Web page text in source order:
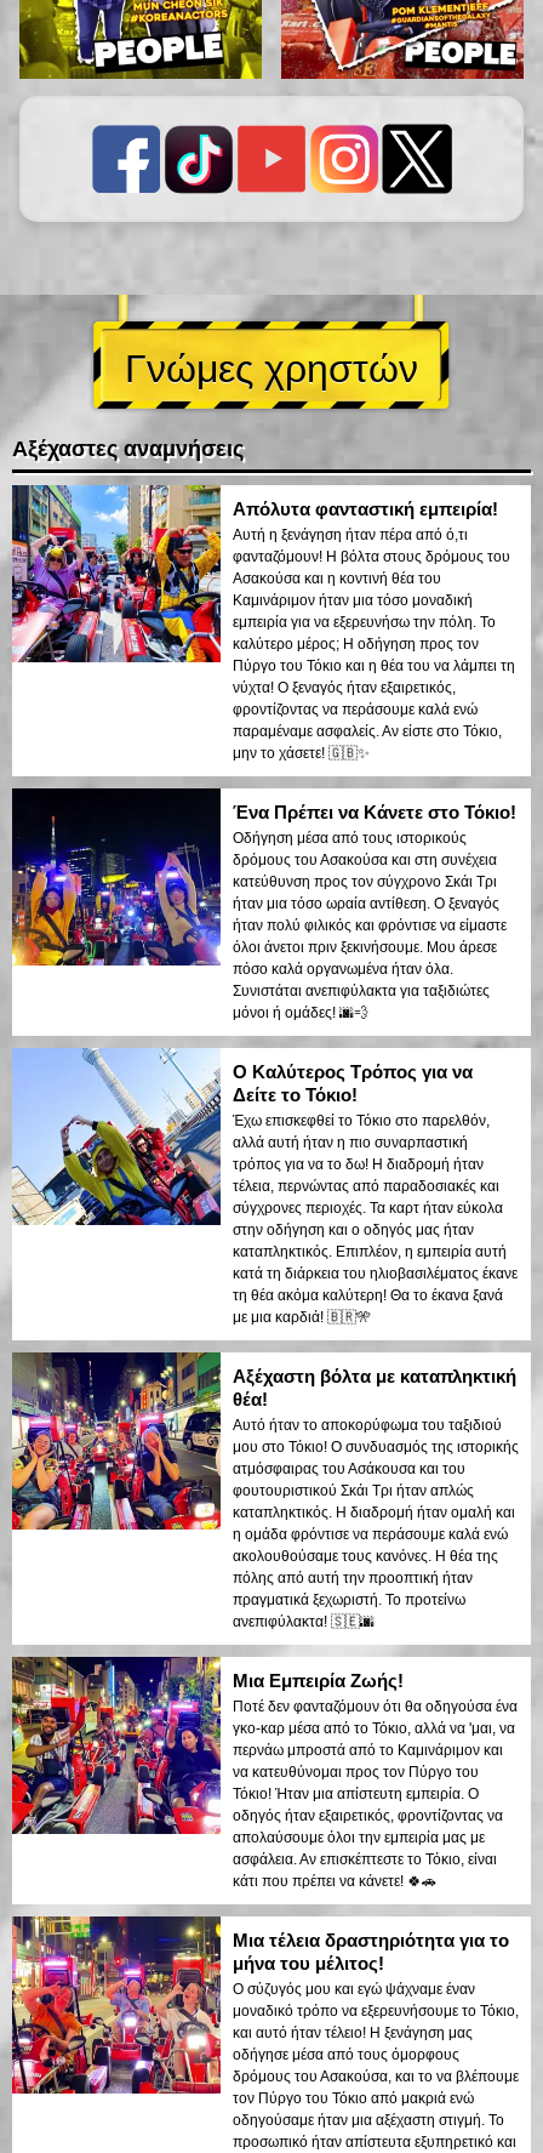
Γνώμες χρηστών
Αξέχαστες αναμνήσεις
Απόλυτα φανταστική εμπειρία!
Αυτή η ξενάγηση ήταν πέρα από ό,τι
φανταζόμουν! Η βόλτα στους δρόμους του
Ασακούσα και η κοντινή θέα του
Καμινάριμον ήταν μια τόσο μοναδική
εμπειρία για να εξερευνήσω την πόλη. Το
καλύτερο μέρος; Η οδήγηση προς τον
Πύργο του Τόκιο και η θέα του να λάμπει τη
νύχτα! Ο ξεναγός ήταν εξαιρετικός,
φροντίζοντας να περάσουμε καλά ενώ
παραμέναμε ασφαλείς. Αν είστε στο Τόκιο,
μην το χάσετε! 🇬🇧✨
Ένα Πρέπει να Κάνετε στο Τόκιο!
Οδήγηση μέσα από τους ιστορικούς
δρόμους του Ασακούσα και στη συνέχεια
κατεύθυνση προς τον σύγχρονο Σκάι Τρι
ήταν μια τόσο ωραία αντίθεση. Ο ξεναγός
ήταν πολύ φιλικός και φρόντισε να είμαστε
όλοι άνετοι πριν ξεκινήσουμε. Μου άρεσε
πόσο καλά οργανωμένα ήταν όλα.
Συνιστάται ανεπιφύλακτα για ταξιδιώτες
μόνοι ή ομάδες! 🌆💨
Ο Καλύτερος Τρόπος για να
Δείτε το Τόκιο!
Έχω επισκεφθεί το Τόκιο στο παρελθόν,
αλλά αυτή ήταν η πιο συναρπαστική
τρόπος για να το δω! Η διαδρομή ήταν
τέλεια, περνώντας από παραδοσιακές και
σύγχρονες περιοχές. Τα καρτ ήταν εύκολα
στην οδήγηση και ο οδηγός μας ήταν
καταπληκτικός. Επιπλέον, η εμπειρία αυτή
κατά τη διάρκεια του ηλιοβασιλέματος έκανε
τη θέα ακόμα καλύτερη! Θα το έκανα ξανά
με μια καρδιά! 🇧🇷🎌
Αξέχαστη βόλτα με καταπληκτική
θέα!
Αυτό ήταν το αποκορύφωμα του ταξιδιού
μου στο Τόκιο! Ο συνδυασμός της ιστορικής
ατμόσφαιρας του Ασάκουσα και του
φουτουριστικού Σκάι Τρι ήταν απλώς
καταπληκτικός. Η διαδρομή ήταν ομαλή και
η ομάδα φρόντισε να περάσουμε καλά ενώ
ακολουθούσαμε τους κανόνες. Η θέα της
πόλης από αυτή την προοπτική ήταν
πραγματικά ξεχωριστή. Το προτείνω
ανεπιφύλακτα! 🇸🇪🌆
Μια Εμπειρία Ζωής!
Ποτέ δεν φανταζόμουν ότι θα οδηγούσα ένα
γκο-καρ μέσα από το Τόκιο, αλλά να 'μαι, να
περνάω μπροστά από το Καμινάριμον και
να κατευθύνομαι προς τον Πύργο του
Τόκιο! Ήταν μια απίστευτη εμπειρία. Ο
οδηγός ήταν εξαιρετικός, φροντίζοντας να
απολαύσουμε όλοι την εμπειρία μας με
ασφάλεια. Αν επισκέπτεστε το Τόκιο, είναι
κάτι που πρέπει να κάνετε! 🍀🚗
Μια τέλεια δραστηριότητα για το
μήνα του μέλιτος!
Ο σύζυγός μου και εγώ ψάχναμε έναν
μοναδικό τρόπο να εξερευνήσουμε το Τόκιο,
και αυτό ήταν τέλειο! Η ξενάγηση μας
οδήγησε μέσα από τους όμορφους
δρόμους του Ασακούσα, και το να βλέπουμε
τον Πύργο του Τόκιο από μακριά ενώ
οδηγούσαμε ήταν μια αξέχαστη στιγμή. Το
προσωπικό ήταν απίστευτα εξυπηρετικό και